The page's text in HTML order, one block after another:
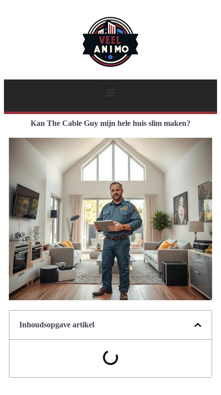
Kan The Cable Guy mijn hele huis slim maken?
Inhoudsopgave artikel